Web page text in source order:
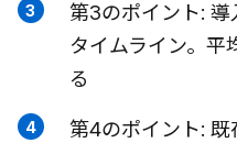
第3のポイント:
タイムライン。平
る
第4のポイント: